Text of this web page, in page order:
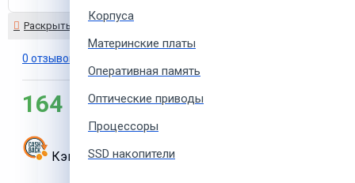
Корпуса
Материнские платы
Оперативная память
Оптические приводы
Процессоры
SSD накопители
0 отзывов
164 MDL
Кэшбэк:3MDL